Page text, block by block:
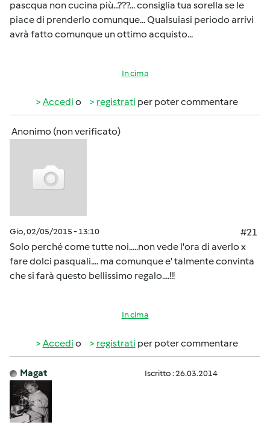
pascqua non cucina più...???... consiglia tua sorella se le
piace di prenderlo comunque... Qualsuiasi periodo arrivi
avrà fatto comunque un ottimo acquisto...
In cima
Accedi o registrati per poter commentare
Anonimo (non verificato)
Gio, 02/05/2015 - 13:10
#21
Solo perché come tutte noi.....non vede l'ora di averlo x
fare dolci pasquali.... ma comunque e' talmente convinta
che si farà questo bellissimo regalo....!!!
In cima
Accedi o registrati per poter commentare
Magat Iscritto : 26.03.2014